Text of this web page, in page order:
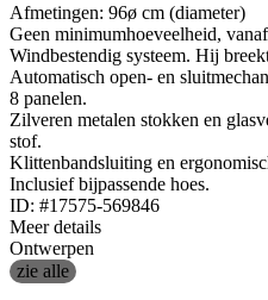
Afmetingen: 96ø cm (diameter)
Geen minimumhoeveelheid,
Windbestendig systeem. Hij
Automatisch open- en
8 panelen.
Zilveren metalen stokken en
stof.
Klittenbandsluiting en
Inclusief bijpassende hoes.
ID: #17575-569846
Meer details
Ontwerpen
zie alle